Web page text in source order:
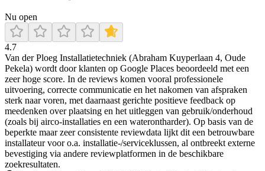
Nu open
4.7
Van der Ploeg Installatietechniek (Abraham Kuyperlaan 4, Oude
Pekela) wordt door klanten op Google Places beoordeeld met een
zeer hoge score. In de reviews komen vooral professionele
uitvoering, correcte communicatie en het nakomen van afspraken
sterk naar voren, met daarnaast gerichte positieve feedback op
meedenken over plaatsing en het uitleggen van gebruik/onderhoud
(zoals bij airco-installaties en een waterontharder). Op basis van de
beperkte maar zeer consistente reviewdata lijkt dit een betrouwbare
installateur voor o.a. installatie-/serviceklussen, al ontbreekt externe
bevestiging via andere reviewplatformen in de beschikbare
zoekresultaten.